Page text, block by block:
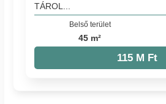
TÁROL...
Belső terület
45 m²
115 M Ft